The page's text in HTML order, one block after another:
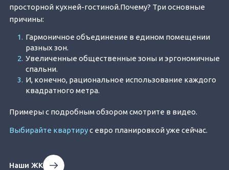
просторной кухней-гостиной.Почему? Три основные
причины:
Гармоничное объединение в едином помещении
разных зон.
Увеличенные общественные зоны и эргономичные
спальни.
И, конечно, рациональное использование каждого
квадратного метра.
Примеры с подробным обзором смотрите в видео.
Выбирайте квартирус евро планировкой уже сейчас.
Наши ЖК